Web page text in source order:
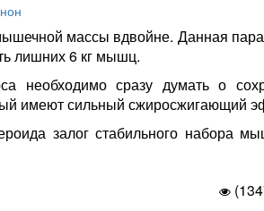
массы вдвойне. Данная
лишних 6 кг мышц.
необходимо сразу думать о
имеют сильный сжиросжигающий
залог стабильного набора